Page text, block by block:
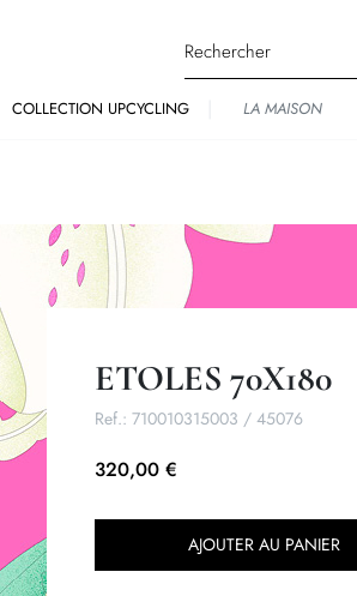
COLLECTION UPCYCLING LA MAISON
ETOLES 70X180
Ref.: 710010315003 / 45076
320,00 €
AJOUTER AU PANIER